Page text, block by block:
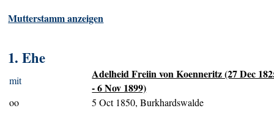
Mutterstamm anzeigen
1. Ehe
mit
Adelheid Freiin von Koenneritz (27 Dec
- 6 Nov 1899)
oo 5 Oct 1850, Burkhardswalde